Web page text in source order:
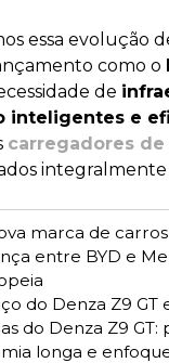
essa evolução
como o
de
inteligentes e
carregadores de
integralmente
marca de
entre BYD e
do Denza Z9 GT
do Denza Z9 GT:
longa e